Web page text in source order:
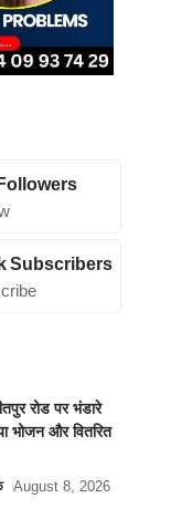
Followers
Subscribers
रोड पर भंडारे
भोजन और वितरित
August 8, 2026